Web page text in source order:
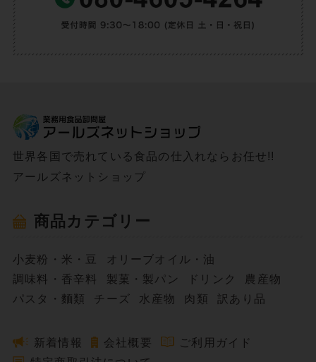
世界各国で売れている食品の仕入れならお任せ!!
アールズネットショップ
商品カテゴリー
小麦粉・米・豆
オリーブオイル・油
調味料・香辛料
製菓・製パン ドリンク
農産物
パスタ・麵類
チーズ 水産物 肉類 訳あり品
新着情報 会社概要
ご利用ガイド